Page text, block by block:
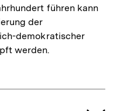
führen kann
der
demokratischer
werden.